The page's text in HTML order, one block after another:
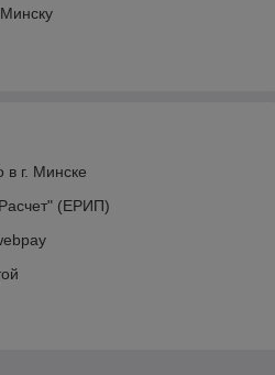
в г. Минске
(ЕРИП)